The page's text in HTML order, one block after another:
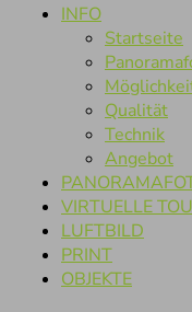
INFO
Startseite
Qualität
Technik
Angebot
VIRTUELLE
LUFTBILD
PRINT
OBJEKTE